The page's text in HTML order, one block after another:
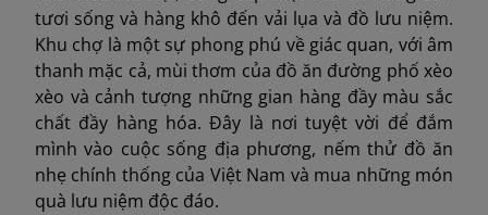
tươi sống và hàng khô đến vải lụa và đồ lưu niệm.
Khu chợ là một sự phong phú về giác quan, với âm
thanh mặc cả, mùi thơm của đồ ăn đường phố xèo
xèo và cảnh tượng những gian hàng đầy màu sắc
chất đầy hàng hóa. Đây là nơi tuyệt vời để đắm
mình vào cuộc sống địa phương, nếm thử đồ ăn
nhẹ chính thống của Việt Nam và mua những món
quà lưu niệm độc đáo.